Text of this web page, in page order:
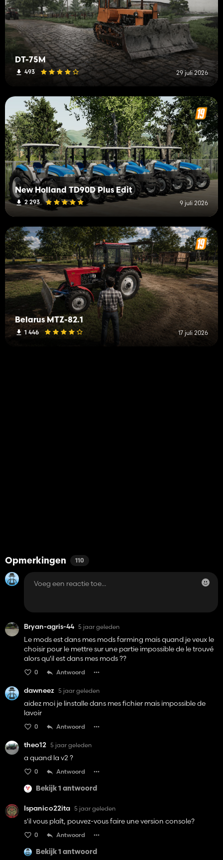
DT-75M
493 29 juli 2026
New Holland TD90D Plus Edit
2 293 9 juli 2026
Belarus MTZ-82.1
1 446 17 juli 2026
Opmerkingen 110
Bryan-agris-44 5 jaar geleden
Le mods est dans mes mods farming mais quand je veux le
choisir pour le mettre sur une partie impossible de le trouvé
alors qu'il est dans mes mods ??
0 Antwoord
dawneez 5 jaar geleden
aidez moi je linstalle dans mes fichier mais impossible de
lavoir
0 Antwoord
theo12 5 jaar geleden
a quand la v2 ?
0 Antwoord
Bekijk 1 antwoord
Ispanico22ita 5 jaar geleden
s'il vous plaît, pouvez-vous faire une version console?
0 Antwoord
Bekijk 1 antwoord